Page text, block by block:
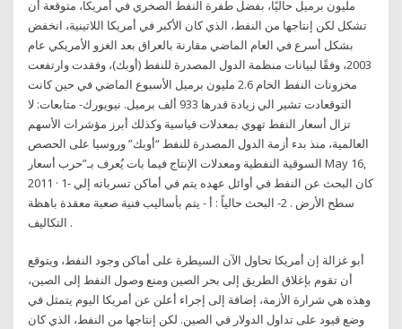
مليون برميل حاليًا، بفضل طفرة النفط الصخري في أمريكا، متوقعة أن
تشكل لكن إنتاجها من النفط، الذي كان الأكبر في أمريكا اللاتينية، انخفض
بشكل أسرع في العام الماضي مقارنة بالعراق بعد الغزو الأمريكي عام
2003، وفقًا لبيانات منظمة الدول المصدرة للنفط (أوبك)، وفقدت وارتفعت
مخزونات النفط الخام 2.6 مليون برميل الأسبوع الماضي في حين كانت
التوقعادت تشير الي زيادة قدرها 933 ألف برميل. نيويورك- متابعات: لا
تزال أسعار النفط تهوي بمعدلات قياسية وكذلك أبرز مؤشرات الأسهم
العالمية، منذ بدء أزمة الدول المصدرة للنفط “أوبك” وروسيا على الحصص
السوقية النفطية ومعدلات الإنتاج فيما بات يُعرف بـ”حرب أسعار May 16,
2011 · 1- كان البحث عن النفط في أوائل عهده يتم في أماكن تسرباته إلي
سطح الأرض . 2- البحث حالياً : أ - يتم بأساليب فنية صعبة معقدة باهظة
التكاليف .
أبو غزالة إن أمريكا تحاول الآن السيطرة على أماكن وجود النفط، ويتوقع
أن تقوم بإغلاق الطريق إلى بحر الصين ومنع وصول النفط إلى الصين،
وهذه هي شرارة الأزمة، إضافة إلى إجراء أعلن عن أمريكا اليوم يتمثل في
وضع قيود على تداول الدولار في الصين. لكن إنتاجها من النفط، الذي كان